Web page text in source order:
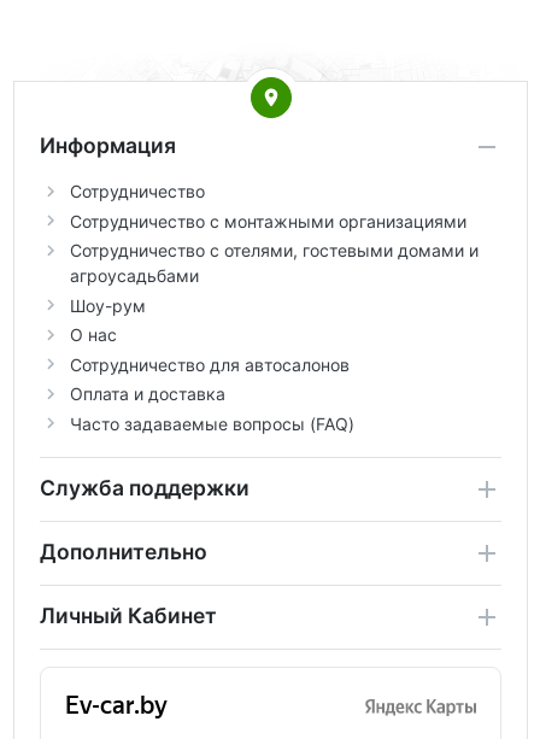
Информация
Сотрудничество
Сотрудничество с монтажными организациями
Сотрудничество с отелями, гостевыми домами и
агроусадьбами
Шоу-рум
О нас
Сотрудничество для автосалонов
Оплата и доставка
Часто задаваемые вопросы (FAQ)
Служба поддержки
Дополнительно
Личный Кабинет